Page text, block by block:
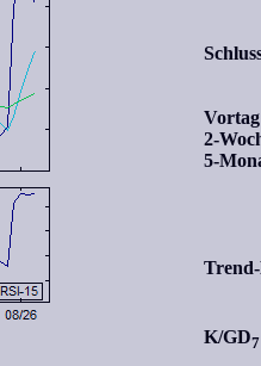
Vortag
2-
5-
K/GD7